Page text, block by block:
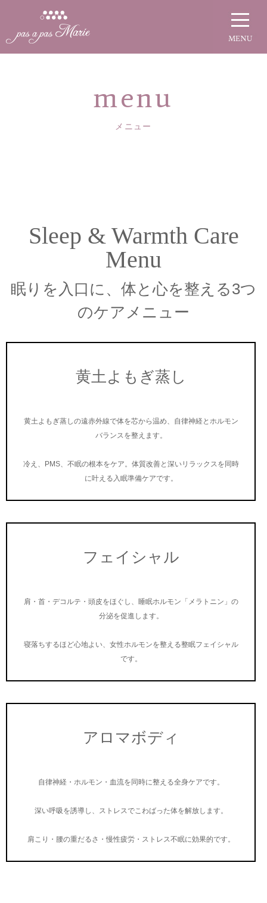
menu
メニュー
Sleep & Warmth Care
Menu
眠りを入口に、体と心を整える3つ
のケアメニュー
黄土よもぎ蒸し
黄土よもぎ蒸しの遠赤外線で体を芯から温め、自律神経とホルモン
バランスを整えます。
冷え、PMS、不眠の根本をケア。体質改善と深いリラックスを同時
に叶える入眠準備ケアです。
フェイシャル
肩・首・デコルテ・頭皮をほぐし、睡眠ホルモン「メラトニン」の
分泌を促進します。
寝落ちするほど心地よい、女性ホルモンを整える整眠フェイシャル
です。
アロマボディ
自律神経・ホルモン・血流を同時に整える全身ケアです。
深い呼吸を誘導し、ストレスでこわばった体を解放します。
肩こり・腰の重だるさ・慢性疲労・ストレス不眠に効果的です。